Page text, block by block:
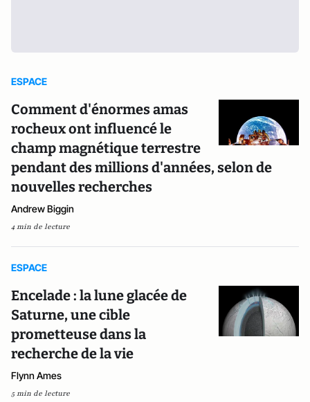
ESPACE
Comment d'énormes amas
rocheux ont influencé le
champ magnétique terrestre
pendant des millions d'années, selon de
nouvelles recherches
Andrew Biggin
4 min de lecture
ESPACE
Encelade : la lune glacée de
Saturne, une cible
prometteuse dans la
recherche de la vie
Flynn Ames
5 min de lecture